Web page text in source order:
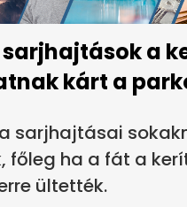
a
kárt a
sarjhajtásai
főleg ha a fát a
ültették.